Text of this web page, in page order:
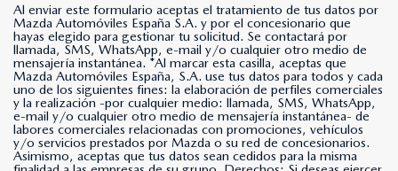
Al enviar este formulario aceptas el tratamiento de tus datos por
Mazda Automóviles España S.A. y por el concesionario que
hayas elegido para gestionar tu solicitud. Se contactará por
llamada, SMS, WhatsApp, e-mail y/o cualquier otro medio de
mensajería instantánea. *Al marcar esta casilla, aceptas que
Mazda Automóviles España, S.A. use tus datos para todos y cada
uno de los siguientes fines: la elaboración de perfiles comerciales
y la realización -por cualquier medio: llamada, SMS, WhatsApp,
e-mail y/o cualquier otro medio de mensajería instantánea- de
labores comerciales relacionadas con promociones, vehículos
y/o servicios prestados por Mazda o su red de concesionarios.
Asimismo, aceptas que tus datos sean cedidos para la misma